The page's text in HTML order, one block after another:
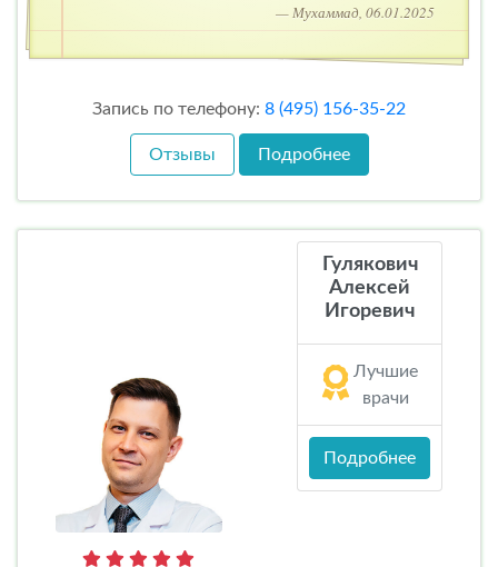
— Мухаммад, 06.01.2025
Запись по телефону: 8 (495) 156-35-22
Отзывы Подробнее
Гулякович
Алексей
Игоревич
Лучшие
врачи
Подробнее